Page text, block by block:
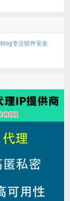
专注软件安全